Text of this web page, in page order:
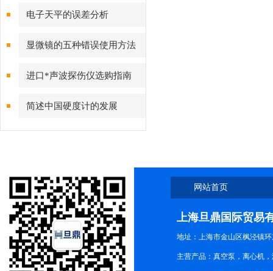
择标准
电子天平的误差分析
显微镜的五种错误使用方法
进口*声波探伤仪选购指南
简述中国硬度计的发展
网站首页
上海旦鼎国际贸易
地址：上海市金山区枫泾镇
主营产品：真空泵，离心机